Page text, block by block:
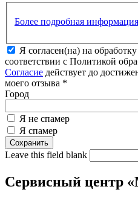
Более подробная
Я согласен(на) на
соответствии с Политикой
Согласие действует до
моего отзыва *
Город
Я не спамер
Я спамер
Leave this field blank
Сервисный центр